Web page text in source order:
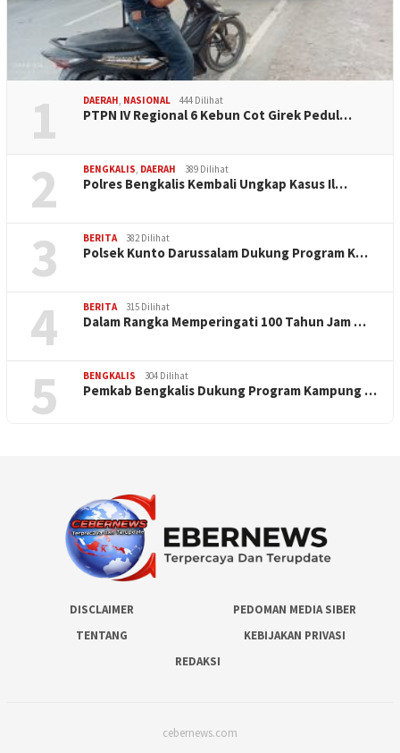
1 DAERAH, NASIONAL 444 Dilihat
PTPN IV Regional 6 Kebun Cot Girek Pedul…
2 BENGKALIS, DAERAH 389 Dilihat
Polres Bengkalis Kembali Ungkap Kasus Il…
3 BERITA 382 Dilihat
Polsek Kunto Darussalam Dukung Program K…
4 BERITA 315 Dilihat
Dalam Rangka Memperingati 100 Tahun Jam …
5 BENGKALIS 304 Dilihat
Pemkab Bengkalis Dukung Program Kampung …
DISCLAIMER
PEDOMAN MEDIA SIBER
TENTANG
KEBIJAKAN PRIVASI
REDAKSI
cebernews.com